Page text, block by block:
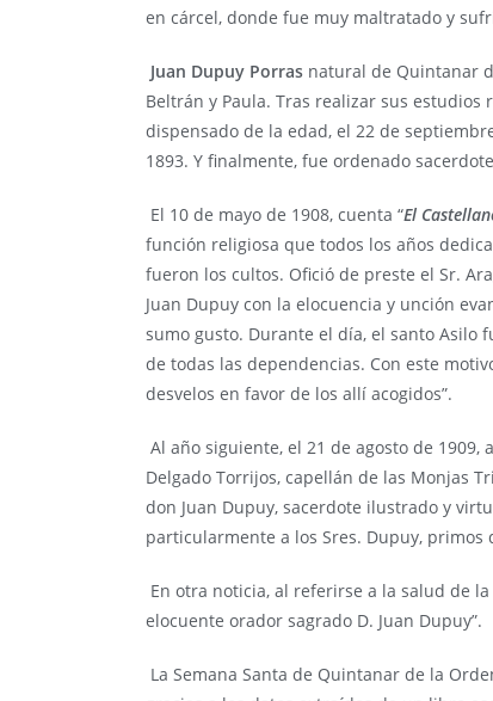
en cárcel, donde fue muy maltratado y
Juan Dupuy Porras natural de Quintanar
Beltrán y Paula. Tras realizar sus
dispensado de la edad, el 22 de
1893. Y finalmente, fue ordenado
El 10 de mayo de 1908, cuenta “El
función religiosa que todos los años
fueron los cultos. Ofició de preste el Sr.
Juan Dupuy con la elocuencia y unción
sumo gusto. Durante el día, el santo Asilo
de todas las dependencias. Con este
desvelos en favor de los allí acogidos”.
Al año siguiente, el 21 de agosto de
Delgado Torrijos, capellán de las Monjas
don Juan Dupuy, sacerdote ilustrado y
particularmente a los Sres. Dupuy, primos
En otra noticia, al referirse a la salud de
elocuente orador sagrado D. Juan Dupuy”.
La Semana Santa de Quintanar de la